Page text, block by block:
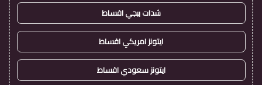
شدات ببجي اقساط
ايتونز امريكي اقساط
ايتونز سعودي اقساط